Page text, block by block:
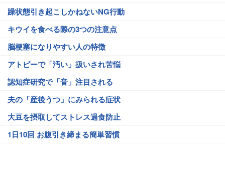
躁状態引き起こしかねないNG行動
キウイを食べる際の3つの注意点
脳梗塞になりやすい人の特徴
アトピーで「汚い」扱いされ苦悩
認知症研究で「音」注目される
夫の「産後うつ」にみられる症状
大豆を摂取してストレス過食防止
1日10回 お腹引き締まる簡単習慣